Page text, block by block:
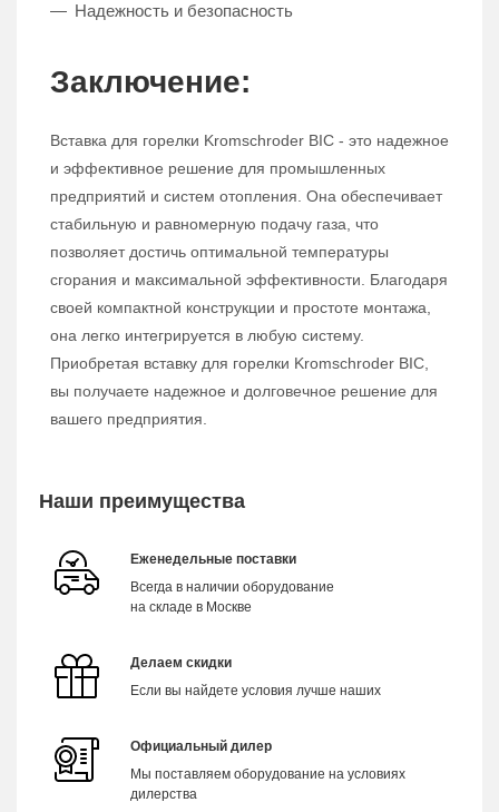
Надежность и безопасность
Заключение:
Вставка для горелки Kromschroder BIC - это надежное
и эффективное решение для промышленных
предприятий и систем отопления. Она обеспечивает
стабильную и равномерную подачу газа, что
позволяет достичь оптимальной температуры
сгорания и максимальной эффективности. Благодаря
своей компактной конструкции и простоте монтажа,
она легко интегрируется в любую систему.
Приобретая вставку для горелки Kromschroder BIC,
вы получаете надежное и долговечное решение для
вашего предприятия.
Наши преимущества
Еженедельные поставки
Всегда в наличии оборудование
на складе в Москве
Делаем скидки
Если вы найдете условия лучше наших
Официальный дилер
Мы поставляем оборудование на условиях
дилерства